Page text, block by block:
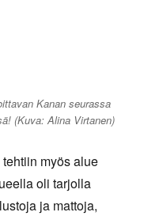
Kanan seurassa
(Kuva: Alina Virtanen)
myös alue
oli tarjolla
ja mattoja,